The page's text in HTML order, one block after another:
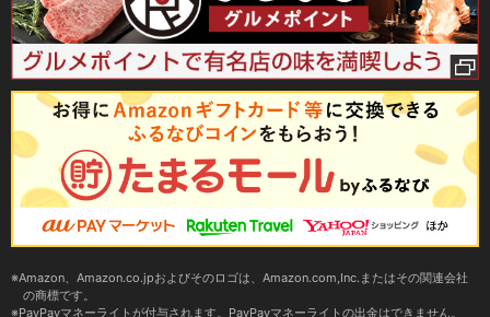
Amazon、Amazon.co.jpおよびそのロゴは、Amazon.com,Inc.またはその関連会社
の商標です。
PayPayマネーライトが付与されます。PayPayマネーライトの出金はできません。